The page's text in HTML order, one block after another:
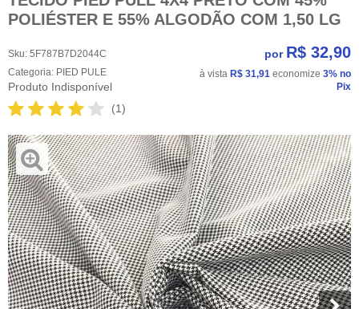
POLIÉSTER E 55% ALGODÃO COM 1,50 LG
Sku: 5F787B7D2044C
Categoria: PIED PULE
Produto Indisponível
(1)
por R$ 32,90
à vista R$ 31,91 economize 3% no
Pix